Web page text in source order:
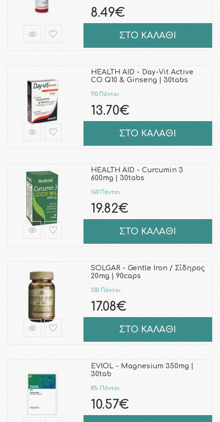
8.49€
ΣΤΟ ΚΑΛΑΘΙ
HEALTH AID - Day-Vit Active
CO Q10 & Ginseng | 30tabs
110 Πόντοι
13.70€
ΣΤΟ ΚΑΛΑΘΙ
HEALTH AID - Curcumin 3
600mg | 30tabs
160 Πόντοι
19.82€
ΣΤΟ ΚΑΛΑΘΙ
SOLGAR - Gentle Iron / Σίδηρος
20mg | 90caps
138 Πόντοι
17.08€
ΣΤΟ ΚΑΛΑΘΙ
EVIOL - Magnesium 350mg |
30tab
85 Πόντοι
10.57€